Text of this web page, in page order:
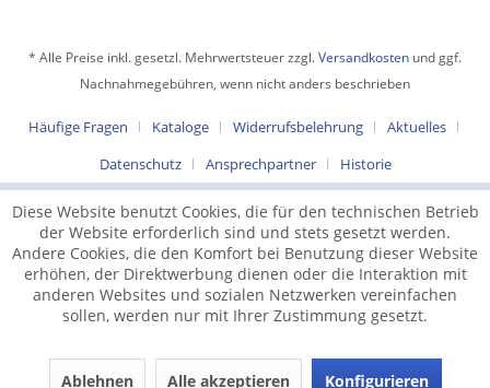
* Alle Preise inkl. gesetzl. Mehrwertsteuer zzgl.Versandkosten und ggf.
Nachnahmegebühren, wenn nicht anders beschrieben
Häufige Fragen Kataloge Widerrufsbelehrung
Aktuelles
Datenschutz
Ansprechpartner Historie
Diese Website benutzt Cookies, die für den technischen Betrieb
der Website erforderlich sind und stets gesetzt werden.
Andere Cookies, die den Komfort bei Benutzung dieser Website
erhöhen, der Direktwerbung dienen oder die Interaktion mit
anderen Websites und sozialen Netzwerken vereinfachen
sollen, werden nur mit Ihrer Zustimmung gesetzt.
Ablehnen Alle akzeptieren Konfigurieren